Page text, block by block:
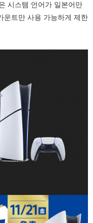
시스템 언어가 일본어만
운트만 사용 가능하게 제한